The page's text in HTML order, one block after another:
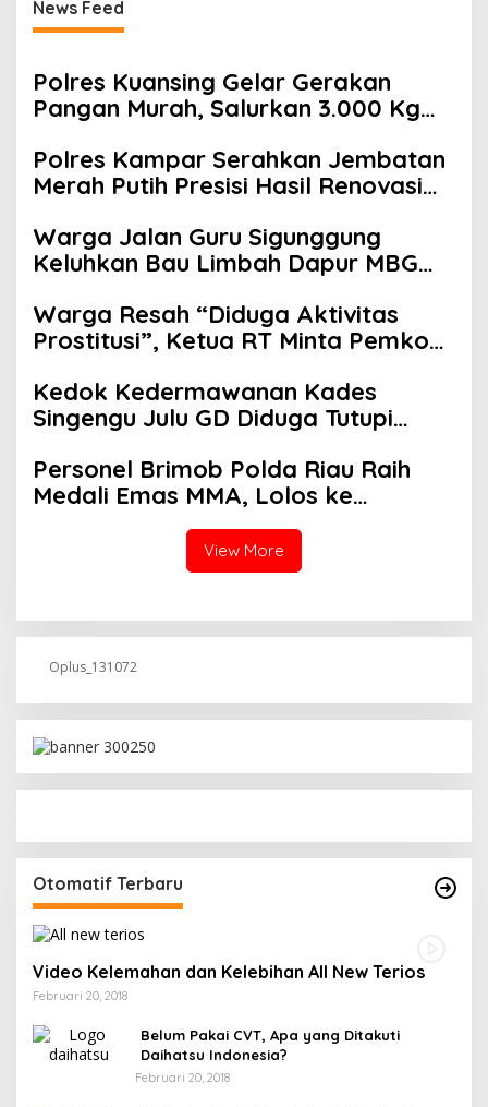
News Feed
Polres Kuansing Gelar Gerakan
Pangan Murah, Salurkan 3.000 Kg
Polres Kampar Serahkan Jembatan
Merah Putih Presisi Hasil Renovasi
Warga Jalan Guru Sigunggung
Keluhkan Bau Limbah Dapur MBG
Warga Resah “Diduga Aktivitas
Prostitusi”, Ketua RT Minta Pemko
Aktivitas Z Homestay di Jalan
Tanjung Datuk
Kedok Kedermawanan Kades
Singengu Julu GD Diduga Tutupi
Personel Brimob Polda Riau Raih
Medali Emas MMA, Lolos ke
Kejurprov dan Porprov
View More
Oplus_131072
Otomatif Terbaru
Video Kelemahan dan Kelebihan All New Terios
Februari 20, 2018
Belum Pakai CVT, Apa yang Ditakuti
Daihatsu Indonesia?
Februari 20, 2018